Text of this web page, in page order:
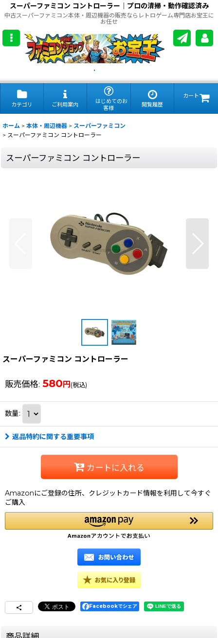
スーパーファミコン コントローラー｜プロの清掃・動作確認済み
中古スーパーファミコン本体・周辺機器の販売ならレトロゲーム専門店お宝王に
お任せ
.
カテゴリ ご利用案内
はじめてのお
客様
閲覧履歴
カート
ホーム > 本体・周辺機器 > スーパーファミコン
> スーパーファミコン コントローラー
スーパーファミコン コントローラー
スーパーファミコン コントローラー
販売価格: 580 円 (税込)
数量:
返品特約に関する重要事項
カートに入れる
Amazonにご登録の住所、クレジットカード情報を利用して今すぐ
ご購入
Facebookでシェア